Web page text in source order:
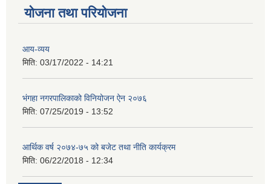
योजना तथा परियोजना
आय-व्यय
मिति: 03/17/2022 - 14:21
भंगहा नगरपालिकाको विनियोजन ऐन २०७६
मिति: 07/25/2019 - 13:52
आर्थिक वर्ष २०७४-७५ को बजेट तथा नीति कार्यक्रम
मिति: 06/22/2018 - 12:34